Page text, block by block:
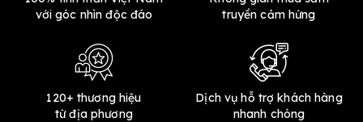
với góc nhìn độc đáo
truyền cảm hứng
120+ thương hiệu
từ địa phương
Dịch vụ hỗ trợ khách hàng
nhanh chóng